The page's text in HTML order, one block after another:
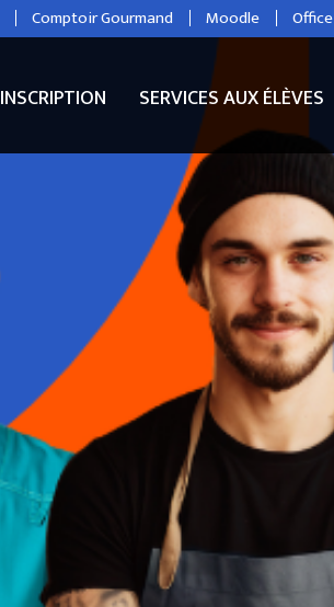
Comptoir Gourmand Moodle
INSCRIPTION SERVICES AUX ÉLÈVES